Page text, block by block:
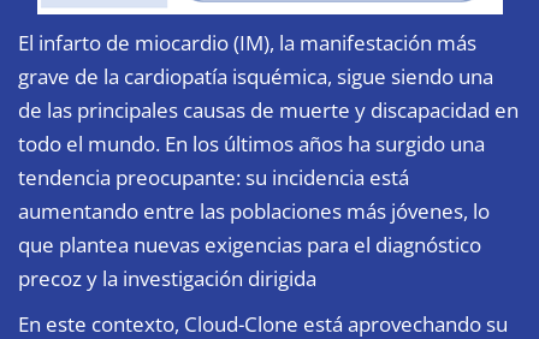
El infarto de miocardio (IM), la manifestación más
grave de la cardiopatía isquémica, sigue siendo una
de las principales causas de muerte y discapacidad en
todo el mundo. En los últimos años ha surgido una
tendencia preocupante: su incidencia está
aumentando entre las poblaciones más jóvenes, lo
que plantea nuevas exigencias para el diagnóstico
precoz y la investigación dirigida
En este contexto, Cloud-Clone está aprovechando su